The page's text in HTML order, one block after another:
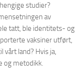
studier?
av
tatt, ble identitets- og
vaksiner utført,
land? Hvis ja,
og metodikk.